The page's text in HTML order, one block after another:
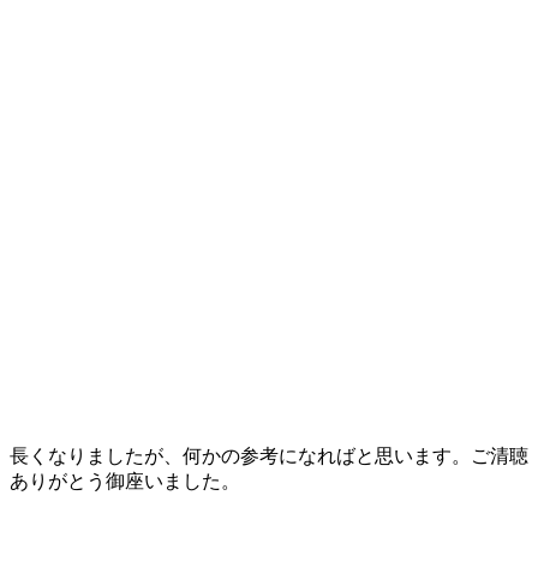
長くなりましたが、何かの参考になればと思います。ご清聴
ありがとう御座いました。